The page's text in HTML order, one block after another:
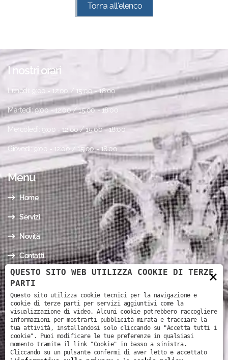
Torna all'elenco
I nostri orari
Lunedì: 9:00 - 12:00 / 15:00 - 18:00
Martedì: 9:00 - 12:00 / 15:00 - 18:00
Mercoledì: 9:00 - 12:00 / 15:00 - 18:00
Giovedì: 9:00 - 12:00 / 15:00 - 18:00
Menu
Home
Servizi
Novità
Contatti
I nostri contatti
Via Mario Todeschini, 3 - 37126 - Verona (VR)
+39 330 39 16 73
legalstudiofaccinivr@gmail.com
×
QUESTO SITO WEB UTILIZZA COOKIE DI TERZE
PARTI
Questo sito utilizza cookie tecnici per la navigazione e
cookie di terze parti per servizi aggiuntivi come la
visualizzazione di video. Alcuni cookie potrebbero raccogliere
informazioni per mostrarti pubblicità mirata e tracciare la
tua attività, installandosi solo cliccando su "Accetta tutti i
cookie". Puoi modificare le tue preferenze in qualsiasi
momento tramite il link "Cookie" in basso a sinistra.
Cliccando su un pulsante confermi di aver letto e accettato